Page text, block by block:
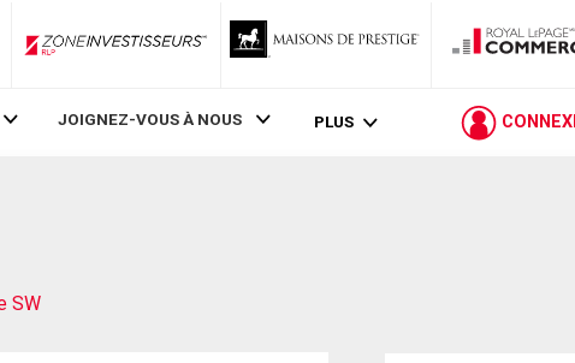
ZoneInvestisseurs RLP
JOIGNEZ-VOUS À NOUS PLUS
SW